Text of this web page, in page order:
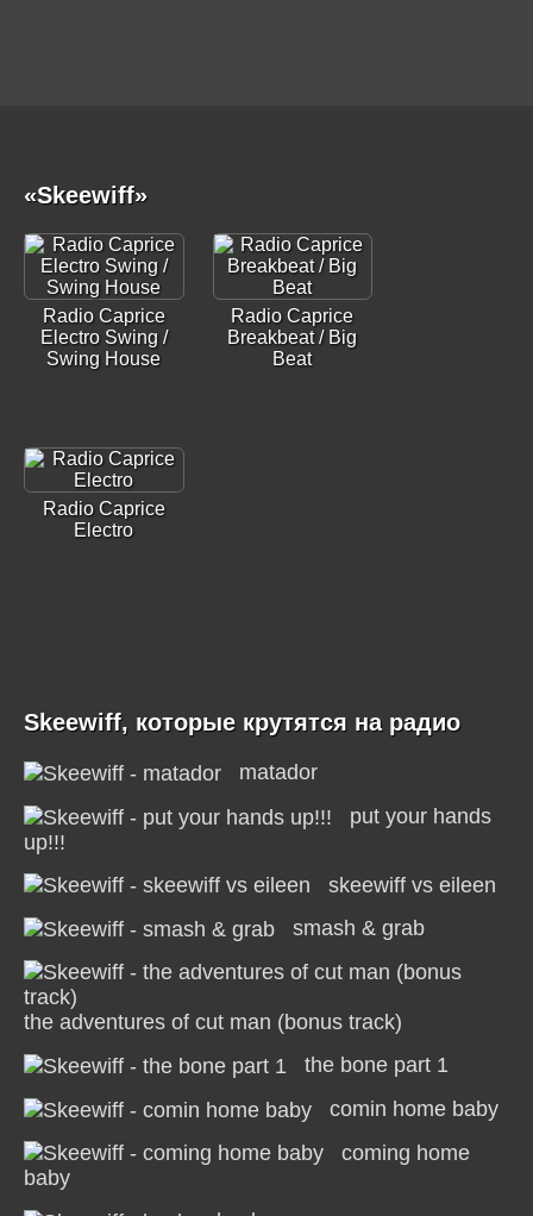
«Skeewiff»
Radio Caprice
Electro Swing /
Swing House
Radio Caprice
Breakbeat / Big
Beat
Radio Caprice
Electro
Skeewiff, которые крутятся на радио
matador
put your hands
up!!!
skeewiff vs eileen
smash & grab
the adventures of cut man (bonus track)
the bone part 1
comin home baby
coming home
baby